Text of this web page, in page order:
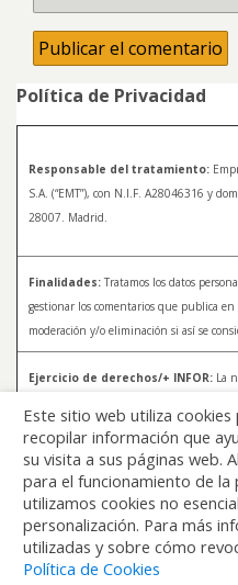
Política de Privacidad
Responsable del tratamiento:
S.A. (“EMT”), con N.I.F. A28046316 y
28007. Madrid.
Finalidades: Tratamos los datos
gestionar los comentarios que publica en
moderación y/o eliminación si así se
Ejercicio de derechos/+ INFOR: La
rectificar y a solicitar la supresión de sus
tratamiento de sus datos y la forma en
Política de Privacidad de Blog EMT,
privacidad
Este sitio web utiliza
recopilar información que
su visita a sus páginas web.
para el funcionamiento de
utilizamos cookies no
personalización. Para más
utilizadas y sobre cómo
Política de Cookies